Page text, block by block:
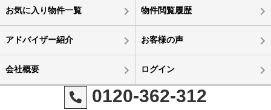
お気に入り物件一覧 物件閲覧履歴
アドバイザー紹介 お客様の声
会社概要 ログイン
0120-362-312